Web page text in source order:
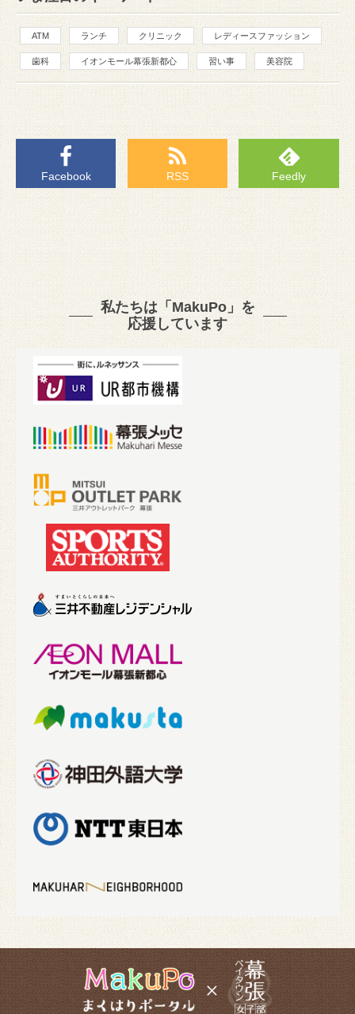
ATM ランチ クリニック レディースファッション
歯科 イオンモール幕張新都心 習い事 美容院
Facebook RSS Feedly
私たちは「MakuPo」を
応援しています